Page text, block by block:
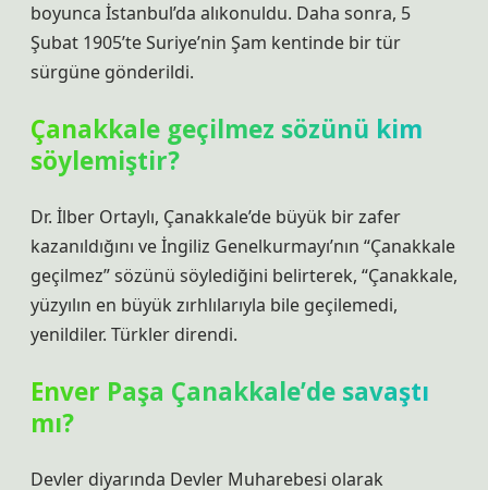
boyunca İstanbul’da alıkonuldu. Daha sonra, 5
Şubat 1905’te Suriye’nin Şam kentinde bir tür
sürgüne gönderildi.
Çanakkale geçilmez sözünü kim
söylemiştir?
Dr. İlber Ortaylı, Çanakkale’de büyük bir zafer
kazanıldığını ve İngiliz Genelkurmayı’nın “Çanakkale
geçilmez” sözünü söylediğini belirterek, “Çanakkale,
yüzyılın en büyük zırhlılarıyla bile geçilemedi,
yenildiler. Türkler direndi.
Enver Paşa Çanakkale’de savaştı
mı?
Devler diyarında Devler Muharebesi olarak